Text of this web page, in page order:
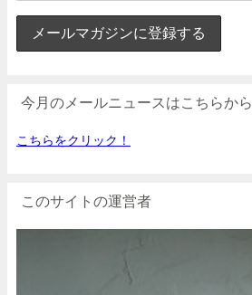
今月のメールニュースはこちらから
こちらをクリック！
このサイトの運営者